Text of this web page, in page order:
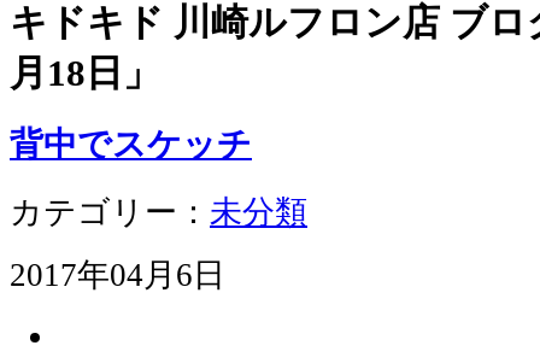
キドキド 川崎ルフロン店 ブ
月18日 」
背中でスケッチ
カテゴリー： 未分類
2017年04月6日